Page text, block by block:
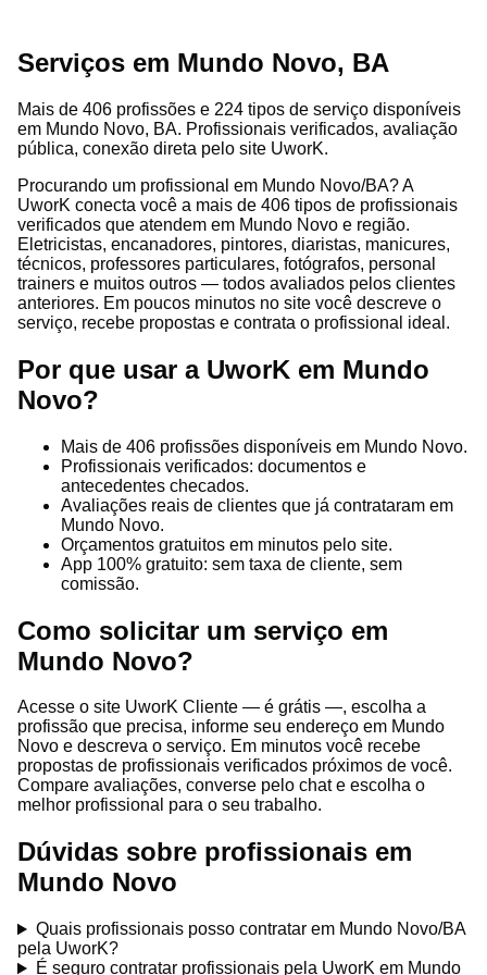
Serviços em Mundo Novo, BA
Mais de 406 profissões e 224 tipos de serviço disponíveis
em Mundo Novo, BA. Profissionais verificados, avaliação
pública, conexão direta pelo site UworK.
Procurando um profissional em Mundo Novo/BA? A
UworK conecta você a mais de 406 tipos de profissionais
verificados que atendem em Mundo Novo e região.
Eletricistas, encanadores, pintores, diaristas, manicures,
técnicos, professores particulares, fotógrafos, personal
trainers e muitos outros — todos avaliados pelos clientes
anteriores. Em poucos minutos no site você descreve o
serviço, recebe propostas e contrata o profissional ideal.
Por que usar a UworK em Mundo
Novo?
Mais de 406 profissões disponíveis em Mundo Novo.
Profissionais verificados: documentos e
antecedentes checados.
Avaliações reais de clientes que já contrataram em
Mundo Novo.
Orçamentos gratuitos em minutos pelo site.
App 100% gratuito: sem taxa de cliente, sem
comissão.
Como solicitar um serviço em
Mundo Novo?
Acesse o site UworK Cliente — é grátis —, escolha a
profissão que precisa, informe seu endereço em Mundo
Novo e descreva o serviço. Em minutos você recebe
propostas de profissionais verificados próximos de você.
Compare avaliações, converse pelo chat e escolha o
melhor profissional para o seu trabalho.
Dúvidas sobre profissionais em
Mundo Novo
Quais profissionais posso contratar em Mundo Novo/BA
pela UworK?
É seguro contratar profissionais pela UworK em Mundo